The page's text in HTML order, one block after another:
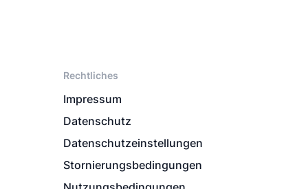
Rechtliches
Impressum
Datenschutz
Datenschutzeinstellungen
Stornierungsbedingungen